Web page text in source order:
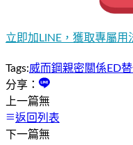
立即加LINE，獲取專屬用
Tags:威而鋼親密關係 ED
分享：
上一篇無
返回列表
下一篇無